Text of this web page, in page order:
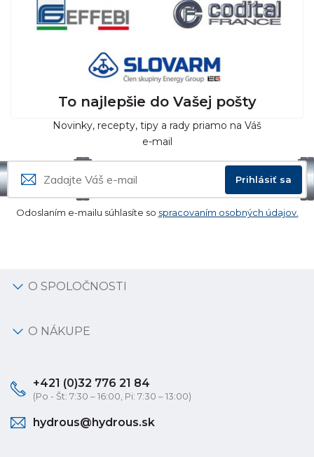
To najlepšie do Vašej pošty
Novinky, recepty, tipy a rady priamo na Váš
e-mail
Prihlásiť sa
Odoslaním e-mailu súhlasíte so spracovaním osobných údajov.
O SPOLOČNOSTI
O NÁKUPE
+421 (0)32 776 21 84
(Po - Št: 7:30 – 16:00, Pi: 7:30 – 13:00)
hydrous@hydrous.sk